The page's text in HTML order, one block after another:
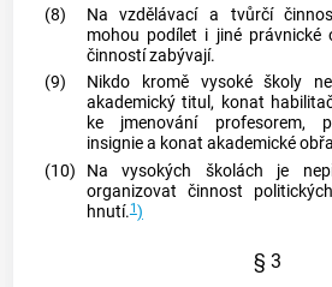
(8)
Na vzdělávací a tvůrčí
mohou podílet i jiné právnické
činností zabývají.
(9)
Nikdo kromě vysoké školy
akademický titul, konat
ke jmenování profesorem,
insignie a konat akademické
(10)
Na vysokých školách je
organizovat činnost
hnutí.1)
§ 3